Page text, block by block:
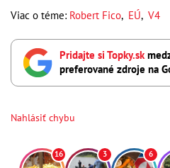
Viac o téme: Robert Fico, EÚ, V4
Pridajte si Topky.sk
preferované zdroje na
Nahlásiť chybu
16 3 6